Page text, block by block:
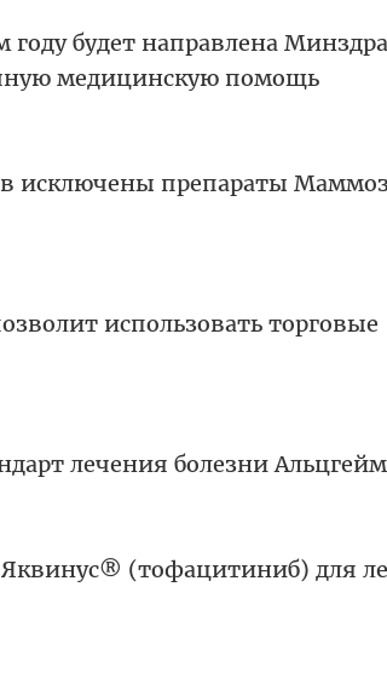
году будет направлена
медицинскую помощь
исключены препараты
использовать торговые
лечения болезни
Яквинус® (тофацитиниб) для